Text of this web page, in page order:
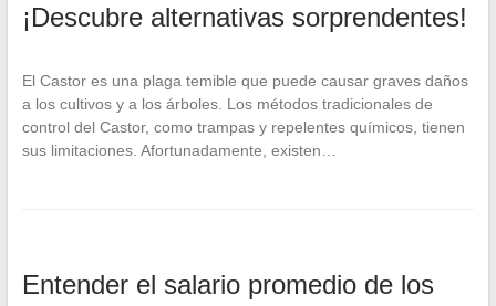
¡Descubre alternativas sorprendentes!
El Castor es una plaga temible que puede causar graves daños
a los cultivos y a los árboles. Los métodos tradicionales de
control del Castor, como trampas y repelentes químicos, tienen
sus limitaciones. Afortunadamente, existen…
Entender el salario promedio de los